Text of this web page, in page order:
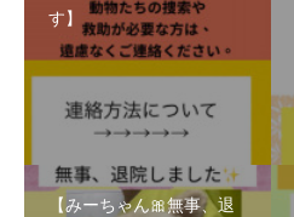
す】
【みーちゃん🎀無事、退